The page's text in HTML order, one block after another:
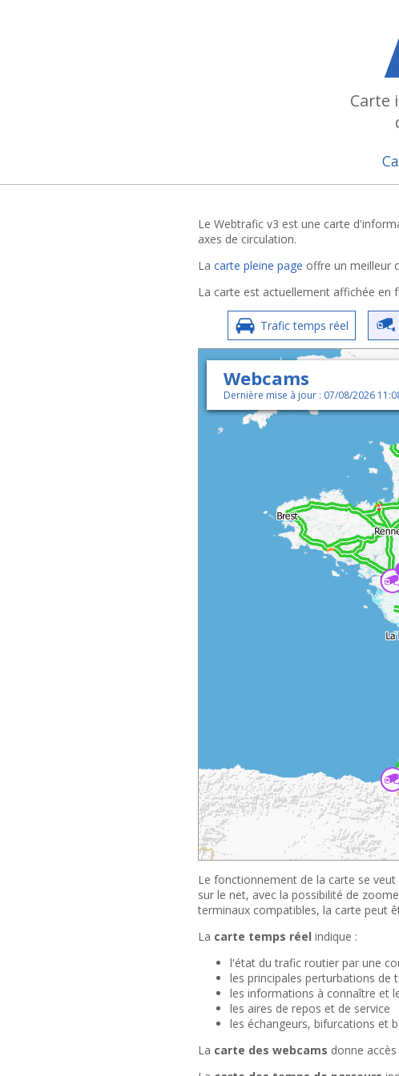
Carte
Le Webtrafic v3 est une carte
axes de circulation.
La carte pleine page offre un meilleur
La carte est actuellement affichée en
Trafic temps réel
Webcams
Dernière mise à jour : 07/08/2026
Le fonctionnement de la carte se
sur le net, avec la possibilité de
terminaux compatibles, la carte peut
La carte temps réel indique :
l'état du trafic routier par une
les principales perturbations de
les informations à connaître et
les aires de repos et de service
les échangeurs, bifurcations et
La carte des webcams donne